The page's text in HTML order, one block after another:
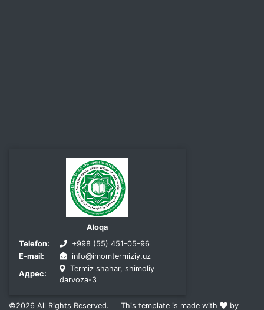
Aloqa
Telefon:
+998 (55) 451-05-96
E-mail:
info@imomtermiziy.uz
Адрес:
Termiz shahar, shimoliy
darvoza-3
©2026 All Rights Reserved. This template is made with by